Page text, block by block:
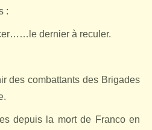
:
dernier à reculer.
des combattants des Brigades
depuis la mort de Franco en